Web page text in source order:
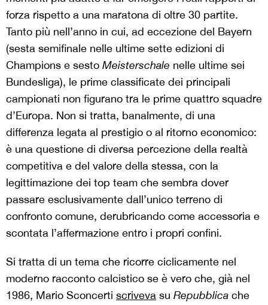
forza rispetto a una maratona di oltre 30 partite.
Tanto più nell’anno in cui, ad eccezione del Bayern
(sesta semifinale nelle ultime sette edizioni di
Champions e sesto Meisterschale nelle ultime sei
Bundesliga), le prime classificate dei principali
campionati non figurano tra le prime quattro squadre
d’Europa. Non si tratta, banalmente, di una
differenza legata al prestigio o al ritorno economico:
è una questione di diversa percezione della realtà
competitiva e del valore della stessa, con la
legittimazione dei top team che sembra dover
passare esclusivamente dall’unico terreno di
confronto comune, derubricando come accessoria e
scontata l’affermazione entro i propri confini.
Si tratta di un tema che ricorre ciclicamente nel
moderno racconto calcistico se è vero che, già nel
1986, Mario Sconcerti scriveva su Repubblica che